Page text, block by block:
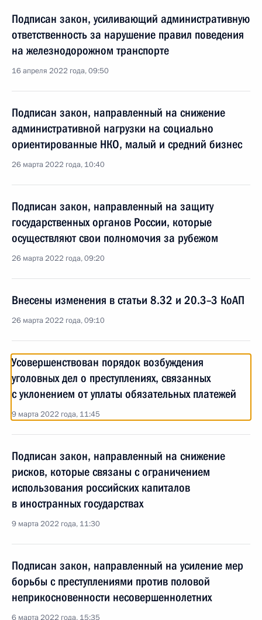
Подписан закон, усиливающий административную
ответственность за нарушение правил поведения
на железнодорожном транспорте
16 апреля 2022 года, 09:50
Подписан закон, направленный на снижение
административной нагрузки на социально
ориентированные НКО, малый и средний бизнес
26 марта 2022 года, 10:40
Подписан закон, направленный на защиту
государственных органов России, которые
осуществляют свои полномочия за рубежом
26 марта 2022 года, 09:20
Внесены изменения в статьи 8.32 и 20.3–3 КоАП
26 марта 2022 года, 09:10
Усовершенствован порядок возбуждения
уголовных дел о преступлениях, связанных
с уклонением от уплаты обязательных платежей
9 марта 2022 года, 11:45
Подписан закон, направленный на снижение
рисков, которые связаны с ограничением
использования российских капиталов
в иностранных государствах
9 марта 2022 года, 11:30
Подписан закон, направленный на усиление мер
борьбы с преступлениями против половой
неприкосновенности несовершеннолетних
6 марта 2022 года, 15:35